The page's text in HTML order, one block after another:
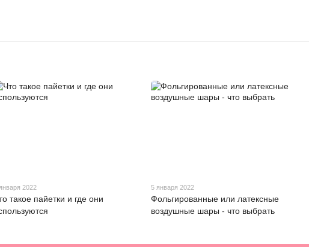
2022
такое пайетки и где они
5 января 2022
Фольгированные или латексные
воздушные шары - что выбрать